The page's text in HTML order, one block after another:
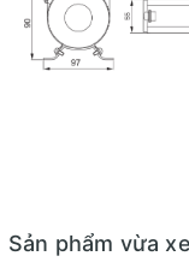
Sản phẩm vừa